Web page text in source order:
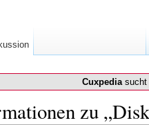
Cuxpediasucht
zu